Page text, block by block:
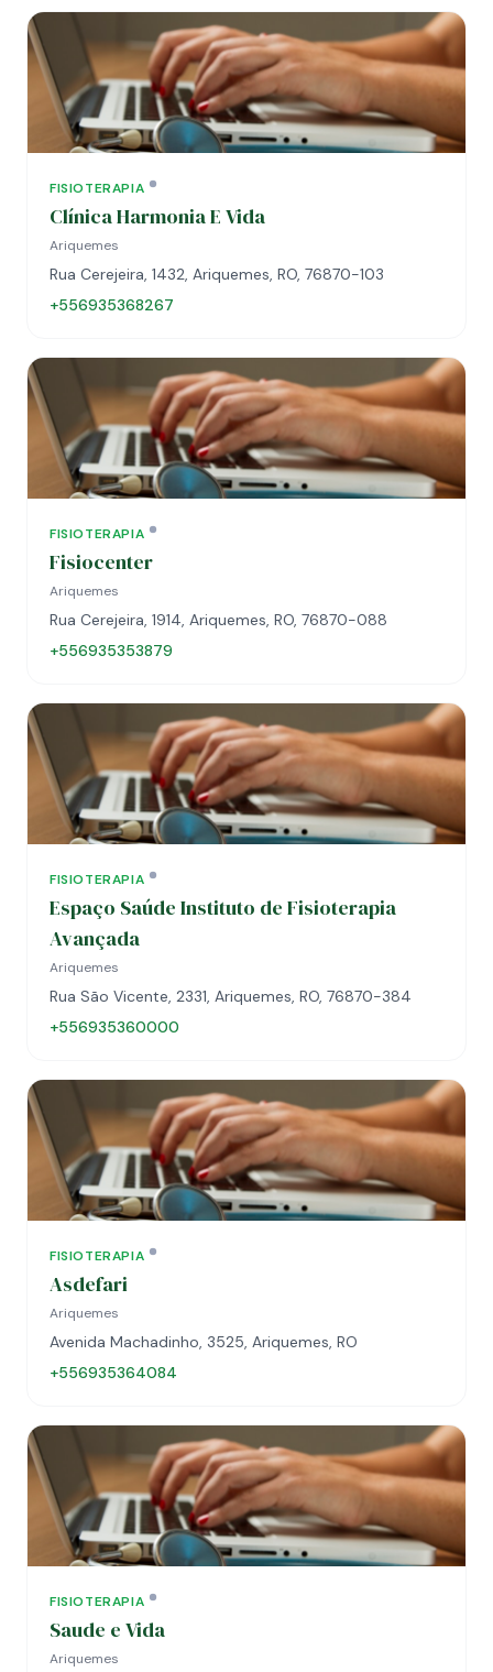
FISIOTERAPIA
Clínica Harmonia E Vida
Ariquemes
Rua Cerejeira, 1432, Ariquemes, RO, 76870-103
+556935368267
FISIOTERAPIA
Fisiocenter
Ariquemes
Rua Cerejeira, 1914, Ariquemes, RO, 76870-088
+556935353879
FISIOTERAPIA
Espaço Saúde Instituto de Fisioterapia
Avançada
Ariquemes
Rua São Vicente, 2331, Ariquemes, RO, 76870-384
+556935360000
FISIOTERAPIA
Asdefari
Ariquemes
Avenida Machadinho, 3525, Ariquemes, RO
+556935364084
FISIOTERAPIA
Saude e Vida
Ariquemes